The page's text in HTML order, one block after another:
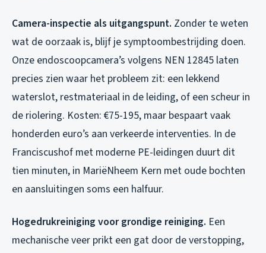
Camera-inspectie als uitgangspunt. Zonder te weten
wat de oorzaak is, blijf je symptoombestrijding doen.
Onze endoscoopcamera’s volgens NEN 12845 laten
precies zien waar het probleem zit: een lekkend
waterslot, restmateriaal in de leiding, of een scheur in
de riolering. Kosten: €75-195, maar bespaart vaak
honderden euro’s aan verkeerde interventies. In de
Franciscushof met moderne PE-leidingen duurt dit
tien minuten, in MariëNheem Kern met oude bochten
en aansluitingen soms een halfuur.
Hogedrukreiniging voor grondige reiniging. Een
mechanische veer prikt een gat door de verstopping,